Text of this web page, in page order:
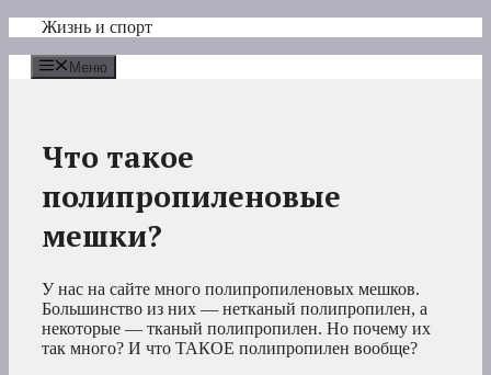
Перейти
содержимому
Жизнь и спорт
Меню
Что такое
полипропиленовые
мешки?
У нас на сайте много полипропиленовых мешков.
Большинство из них — нетканый полипропилен, а
некоторые — тканый полипропилен. Но почему их
так много? И что ТАКОЕ полипропилен вообще?